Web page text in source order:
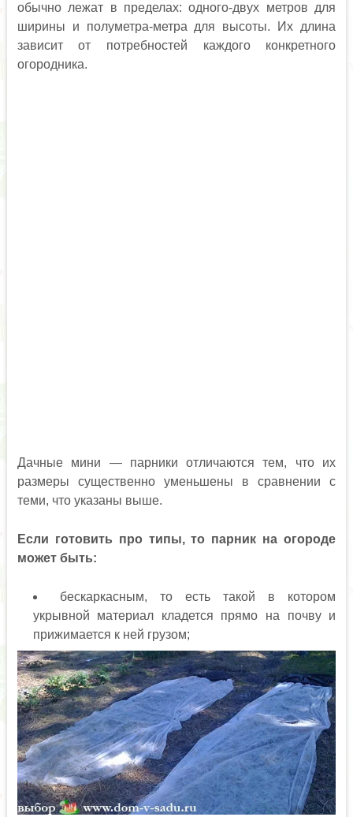
обычно лежат в пределах: одного-двух метров для
ширины и полуметра-метра для высоты. Их длина
зависит от потребностей каждого конкретного
огородника.
Дачные мини — парники отличаются тем, что их
размеры существенно уменьшены в сравнении с
теми, что указаны выше.
Если готовить про типы, то парник на огороде
может быть:
бескаркасным, то есть такой в котором
укрывной материал кладется прямо на почву и
прижимается к ней грузом;